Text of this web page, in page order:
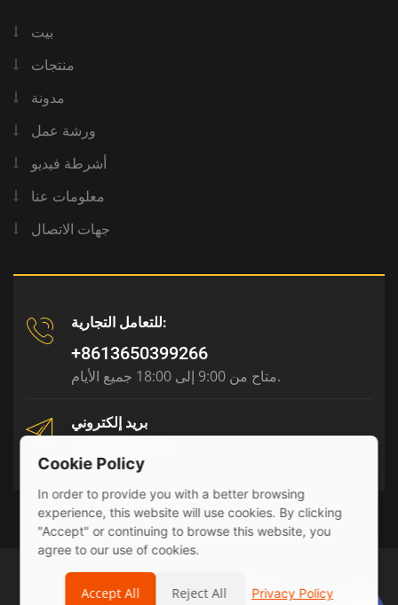
بيت
منتجات
مدونة
ورشة عمل
أشرطة فيديو
معلومات عنا
جهات الاتصال
للتعامل التجارية:
+8613650399266
متاح من 9:00 إلى 18:00 جميع الأيام.
بريد إلكتروني
© 2026 Julyr Industrial Ltd
Cookie Policy
In order to provide you with a better browsing
experience, this website will use cookies. By clicking
"Accept" or continuing to browse this website, you
agree to our use of cookies.
Accept All Reject All Privacy Policy